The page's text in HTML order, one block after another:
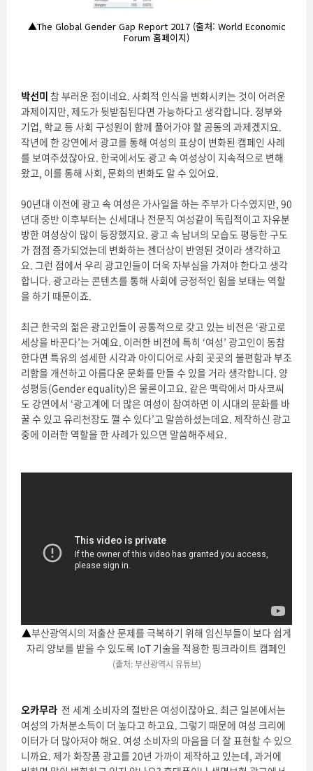
▲The Global Gender Gap Report 2017 (출처: World Economic
Forum 홈페이지)
박선미 참 부러운 점이네요. 사회적 인식을 변화시키는 것이 어려운
과제이지만, 제도가 뒷받침된다면 가능하다고 생각합니다. 정부와
기업, 학교 등 사회 구성원이 함께 풀어가야 할 공동의 과제겠지요.
작년에 한 강연에서 광고를 통해 여성의 표상이 변화된 캠페인 사례
를 보여주셨잖아요. 한국에서도 광고 속 여성상이 지속적으로 변해
왔고, 이를 통해 사회, 문화의 변화도 알 수 있어요.
90년대 이전에 광고 속 여성은 가사일을 하는 주부가 다수였지만, 90
년대 중반 이후부터는 신세대나 전문직 여성같이 독립적이고 자유분
방한 여성상이 많이 등장했지요. 광고 속 남녀의 모습도 평등한 구도
가 점점 증가되었는데 변화하는 젠더상이 반영된 것이라 생각하고
요. 그런 점에서 우리 광고인들이 더욱 자부심을 가져야 한다고 생각
합니다. 광고라는 콘텐츠를 통해 사회에 긍정적인 힘을 보태는 역할
을 하기 때문이죠.
최근 한국의 젊은 광고인들이 공통적으로 갖고 있는 비전은 ‘광고로
세상을 바꾼다’는 거예요. 이러한 비전에 특히 ‘여성’ 광고인이 동참
한다면 특유의 섬세한 시각과 아이디어로 사회 곳곳의 불편함과 부조
리함을 개선하고 아름다운 문화를 만들 수 있을 거라 생각합니다. 양
성평등(Gender equality)은 물론이고요. 같은 맥락에서 마사코씨
도 강연에서 ‘광고계에 더 많은 여성이 참여하면 이 시대의 문화를 바
꿀 수 있고 유리천장도 깰 수 있다’고 말씀하셨는데요. 제작하신 광고
중에 이러한 역할을 한 사례가 있으면 말씀해주세요.
▲부산광역시의 저출산 문제를 극복하기 위해 임신부들이 보다 쉽게
자리 양보를 받을 수 있도록 IoT 기술을 적용한 핑크라이트 캠페인
(출처: 부산광역시 유튜브)
오카무라 전 세계 소비자의 절반은 여성이잖아요. 최근 일본에서는
여성의 가처분소득이 더 높다고 하고요. 그렇기 때문에 여성 크리에
이터가 더 많아져야 해요. 여성 소비자의 마음을 더 잘 표현할 수 있으
니까요. 제가 화장품 광고를 20년 가까이 제작하고 있는데, 과거에